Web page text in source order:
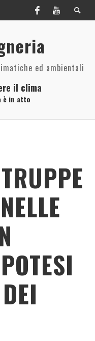
ed ambientali
il clima
è in atto